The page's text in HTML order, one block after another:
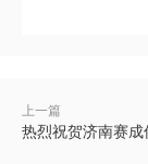
上一篇
热烈祝贺济南赛成